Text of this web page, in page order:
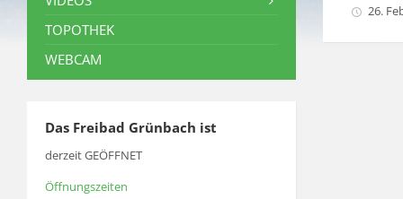
26.
TOPOTHEK
WEBCAM
Das Freibad Grünbach ist
derzeit GEÖFFNET
Öffnungszeiten